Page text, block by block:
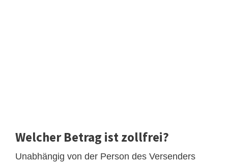
Welcher Betrag ist zollfrei?
Unabhängig von der Person des Versenders